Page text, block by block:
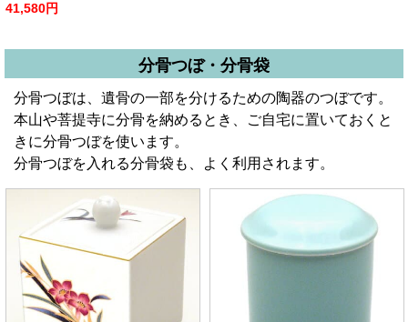
41,580円
分骨つぼ・分骨袋
分骨つぼは、遺骨の一部を分けるための陶器のつぼです。
本山や菩提寺に分骨を納めるとき、ご自宅に置いておくと
きに分骨つぼを使います。
分骨つぼを入れる分骨袋も、よく利用されます。